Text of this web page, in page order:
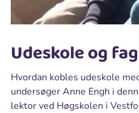
Udeskole og
Hvordan kobles udeskole
undersøger Anne Engh i
lektor ved Høgskolen i